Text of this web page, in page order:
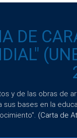
DE
y de las obras de
bases en la
(Carta de